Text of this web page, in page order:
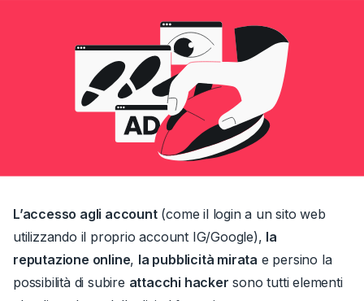
L’accesso agli account(come il login a un sito web
utilizzando il proprio account IG/Google), la
reputazione online, la pubblicità mirata e persino la
possibilità di subire attacchi hacker sono tutti elementi